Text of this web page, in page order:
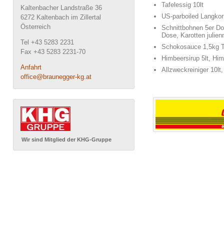
Kaltenbacher Landstraße 36
6272 Kaltenbach im Zillertal
Österreich
Tel +43 5283 2231
Fax +43 5283 2231-70
Anfahrt
office@braunegger-kg.at
Wir sind Mitglied der KHG-Gruppe
Tafelessig 10lt
US-parboiled
Schnittbohnen 5er
Dose, Karotten
Schokosauce 1,5kg
Himbeersirup 5lt,
Allzweckreiniger